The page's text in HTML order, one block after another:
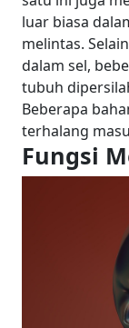
luar biasa
melintas.
dalam sel,
tubuh
Beberapa
terhalang
Fungsi